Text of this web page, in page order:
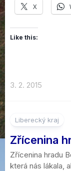
X
Like this:
3. 2. 2015
Liberecký kraj
Zřícenina
Zřícenina hradu
která nás lákala,